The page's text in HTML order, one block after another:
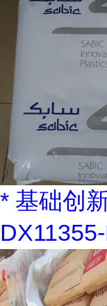
* 基础创